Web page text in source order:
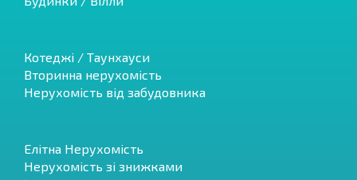
Котеджі / Таунхауси
Вторинна нерухомість
Нерухомість від забудовника
Елітна Нерухомість
Нерухомість зі знижками